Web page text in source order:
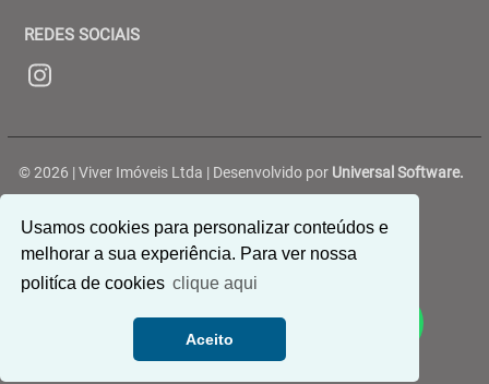
Usamos cookies para personalizar conteúdos e
melhorar a sua experiência. Para ver nossa
politíca de cookies clique aqui
Aceito
REDES SOCIAIS
© 2026 | Viver Imóveis Ltda | Desenvolvido por Universal Software.
Rua Belterra, 188 - Ouro Preto - Belo Horizonte/MG